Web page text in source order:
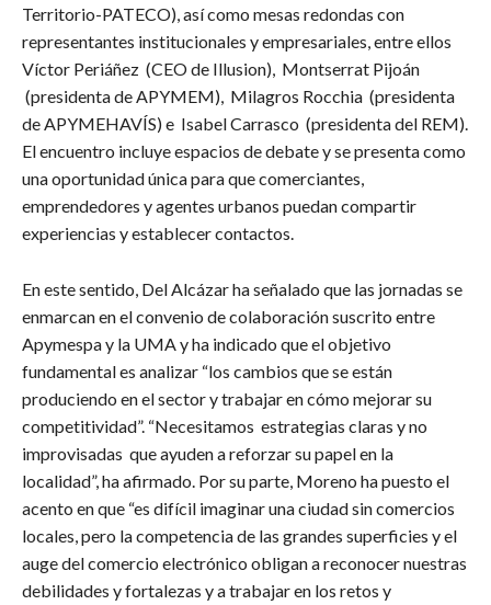
Territorio-PATECO), así como mesas redondas con
representantes institucionales y empresariales, entre ellos
Víctor Periáñez (CEO de Illusion), Montserrat Pijoán
(presidenta de APYMEM), Milagros Rocchia (presidenta
de APYMEHAVÍS) e Isabel Carrasco (presidenta del REM).
El encuentro incluye espacios de debate y se presenta como
una oportunidad única para que comerciantes,
emprendedores y agentes urbanos puedan compartir
experiencias y establecer contactos.
En este sentido, Del Alcázar ha señalado que las jornadas se
enmarcan en el convenio de colaboración suscrito entre
Apymespa y la UMA y ha indicado que el objetivo
fundamental es analizar “los cambios que se están
produciendo en el sector y trabajar en cómo mejorar su
competitividad”. “Necesitamos estrategias claras y no
improvisadas que ayuden a reforzar su papel en la
localidad”, ha afirmado. Por su parte, Moreno ha puesto el
acento en que “es difícil imaginar una ciudad sin comercios
locales, pero la competencia de las grandes superficies y el
auge del comercio electrónico obligan a reconocer nuestras
debilidades y fortalezas y a trabajar en los retos y